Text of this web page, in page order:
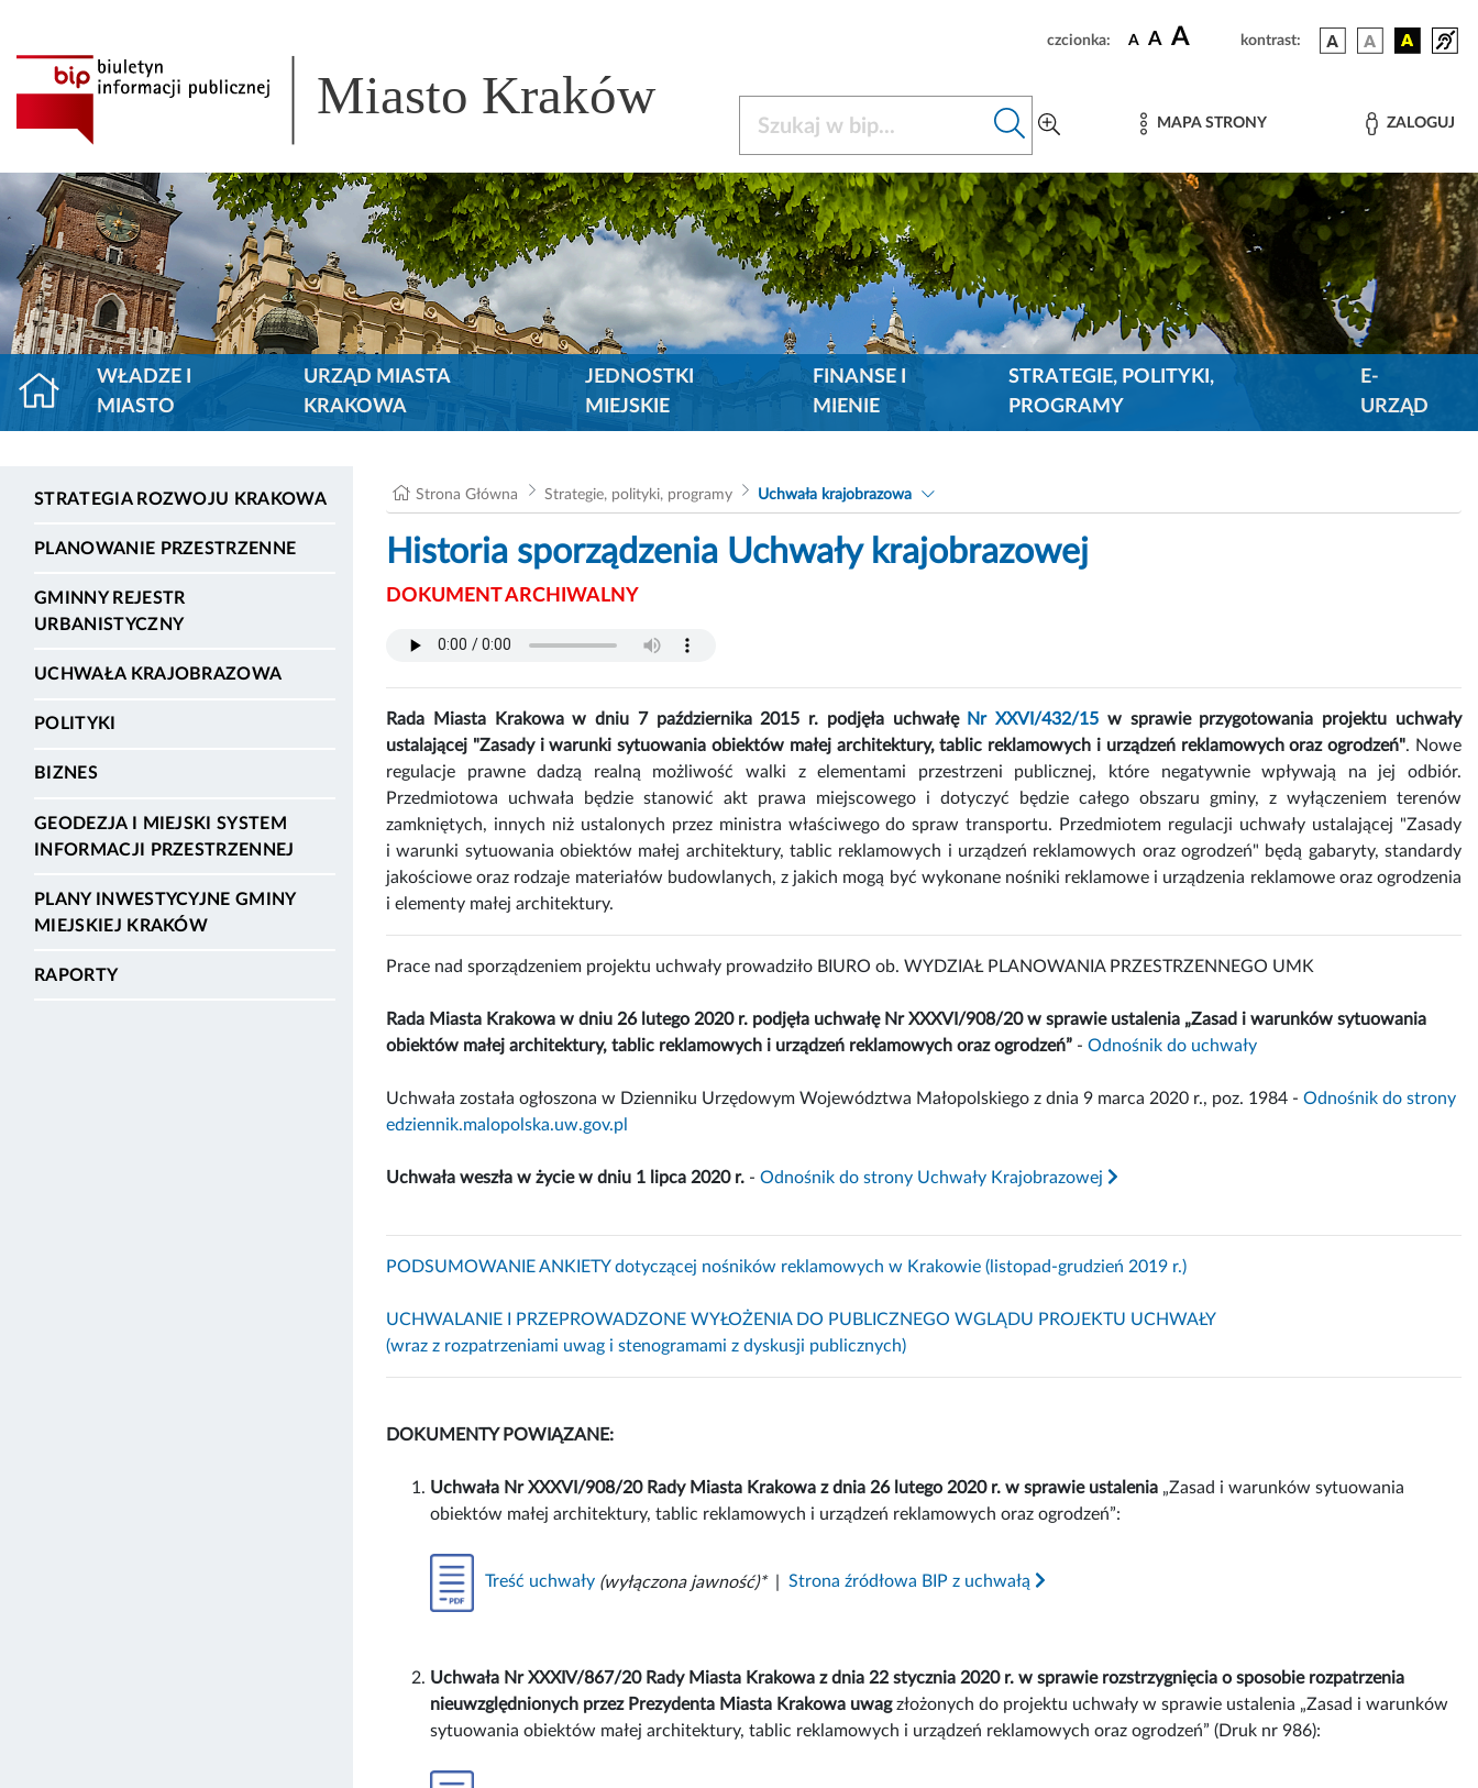
czcionka: A A A kontrast:
Miasto Kraków MAPA STRONY ZALOGUJ
WŁADZE I
MIASTO
URZĄD MIASTA
KRAKOWA
JEDNOSTKI
MIEJSKIE
FINANSE I
MIENIE
STRATEGIE, POLITYKI,
PROGRAMY
E-
URZĄD
STRATEGIA ROZWOJU KRAKOWA
PLANOWANIE PRZESTRZENNE
GMINNY REJESTR
URBANISTYCZNY
UCHWAŁA KRAJOBRAZOWA
POLITYKI
BIZNES
GEODEZJA I MIEJSKI SYSTEM
INFORMACJI PRZESTRZENNEJ
PLANY INWESTYCYJNE GMINY
MIEJSKIEJ KRAKÓW
RAPORTY
Strona Główna Strategie, polityki, programy Uchwała krajobrazowa
Historia sporządzenia Uchwały krajobrazowej
DOKUMENT ARCHIWALNY
Rada Miasta Krakowa w dniu 7 października 2015 r. podjęła uchwałę Nr XXVI/432/15 w sprawie przygotowania projektu uchwały
ustalającej "Zasady i warunki sytuowania obiektów małej architektury, tablic reklamowych i urządzeń reklamowych oraz ogrodzeń". Nowe
regulacje prawne dadzą realną możliwość walki z elementami przestrzeni publicznej, które negatywnie wpływają na jej odbiór.
Przedmiotowa uchwała będzie stanowić akt prawa miejscowego i dotyczyć będzie całego obszaru gminy, z wyłączeniem terenów
zamkniętych, innych niż ustalonych przez ministra właściwego do spraw transportu. Przedmiotem regulacji uchwały ustalającej "Zasady
i warunki sytuowania obiektów małej architektury, tablic reklamowych i urządzeń reklamowych oraz ogrodzeń" będą gabaryty, standardy
jakościowe oraz rodzaje materiałów budowlanych, z jakich mogą być wykonane nośniki reklamowe i urządzenia reklamowe oraz ogrodzenia
i elementy małej architektury.
Prace nad sporządzeniem projektu uchwały prowadziło BIURO ob. WYDZIAŁ PLANOWANIA PRZESTRZENNEGO UMK
Rada Miasta Krakowa w dniu 26 lutego 2020 r. podjęła uchwałę Nr XXXVI/908/20 w sprawie ustalenia „Zasad i warunków sytuowania
obiektów małej architektury, tablic reklamowych i urządzeń reklamowych oraz ogrodzeń” - Odnośnik do uchwały
Uchwała została ogłoszona w Dzienniku Urzędowym Województwa Małopolskiego z dnia 9 marca 2020 r., poz. 1984 - Odnośnik do strony
edziennik.malopolska.uw.gov.pl
Uchwała weszła w życie w dniu 1 lipca 2020 r. - Odnośnik do strony Uchwały Krajobrazowej
PODSUMOWANIE ANKIETY dotyczącej nośników reklamowych w Krakowie (listopad-grudzień 2019 r.)
UCHWALANIE I PRZEPROWADZONE WYŁOŻENIA DO PUBLICZNEGO WGLĄDU PROJEKTU UCHWAŁY
(wraz z rozpatrzeniami uwag i stenogramami z dyskusji publicznych)
DOKUMENTY POWIĄZANE:
Uchwała Nr XXXVI/908/20 Rady Miasta Krakowa z dnia 26 lutego 2020 r. w sprawie ustalenia „Zasad i warunków sytuowania
obiektów małej architektury, tablic reklamowych i urządzeń reklamowych oraz ogrodzeń”:
Treść uchwały (wyłączona jawność)*| Strona źródłowa BIP z uchwałą
Uchwała Nr XXXIV/867/20 Rady Miasta Krakowa z dnia 22 stycznia 2020 r. w sprawie rozstrzygnięcia o sposobie rozpatrzenia
nieuwzględnionych przez Prezydenta Miasta Krakowa uwagzłożonych do projektu uchwały w sprawie ustalenia „Zasad i warunków
sytuowania obiektów małej architektury, tablic reklamowych i urządzeń reklamowych oraz ogrodzeń” (Druk nr 986):